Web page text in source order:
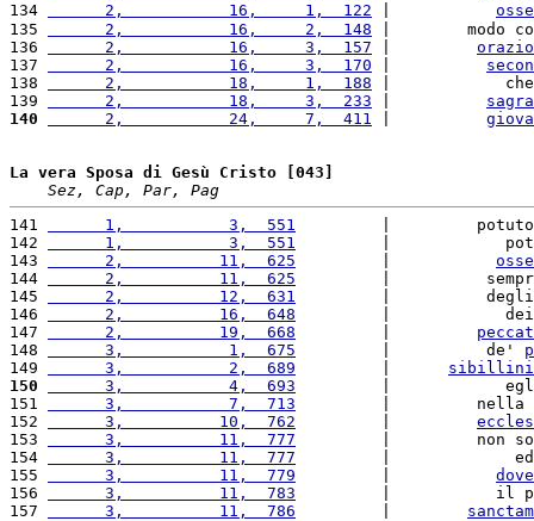
134
      2,           16,     1,  122
135
      2,           16,     2,  148
|        modo
136
      2,           16,     3,  157
137
      2,           16,     3,  170
138
      2,           18,     1,  188
|            che
139
      2,           18,     3,  233
140
      2,           24,     7,  411
giova
La vera Sposa di Gesù Cristo [043]
Sez, Cap, Par, Pag
141
      1,           3,  551
|
142
      1,           3,  551
|
143
      2,          11,  625
144
      2,          11,  625
|
145
      2,          12,  631
|
146
      2,          16,  648
|
147
      2,          19,  668
148
      3,           1,  675
         |          de'
149
      3,           2,  689
sibillini
150
      3,           4,  693
|
151
      3,           7,  713
         |         nella
152
      3,          10,  762
153
      3,          11,  777
|         non
154
      3,          11,  777
|
155
      3,          11,  779
156
      3,          11,  783
|           il
157
      3,          11,  786
sanctam